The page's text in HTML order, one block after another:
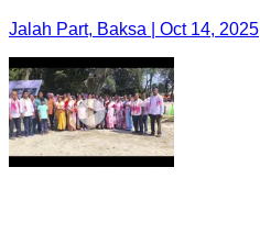
Jalah Part, Baksa | Oct 14, 2025